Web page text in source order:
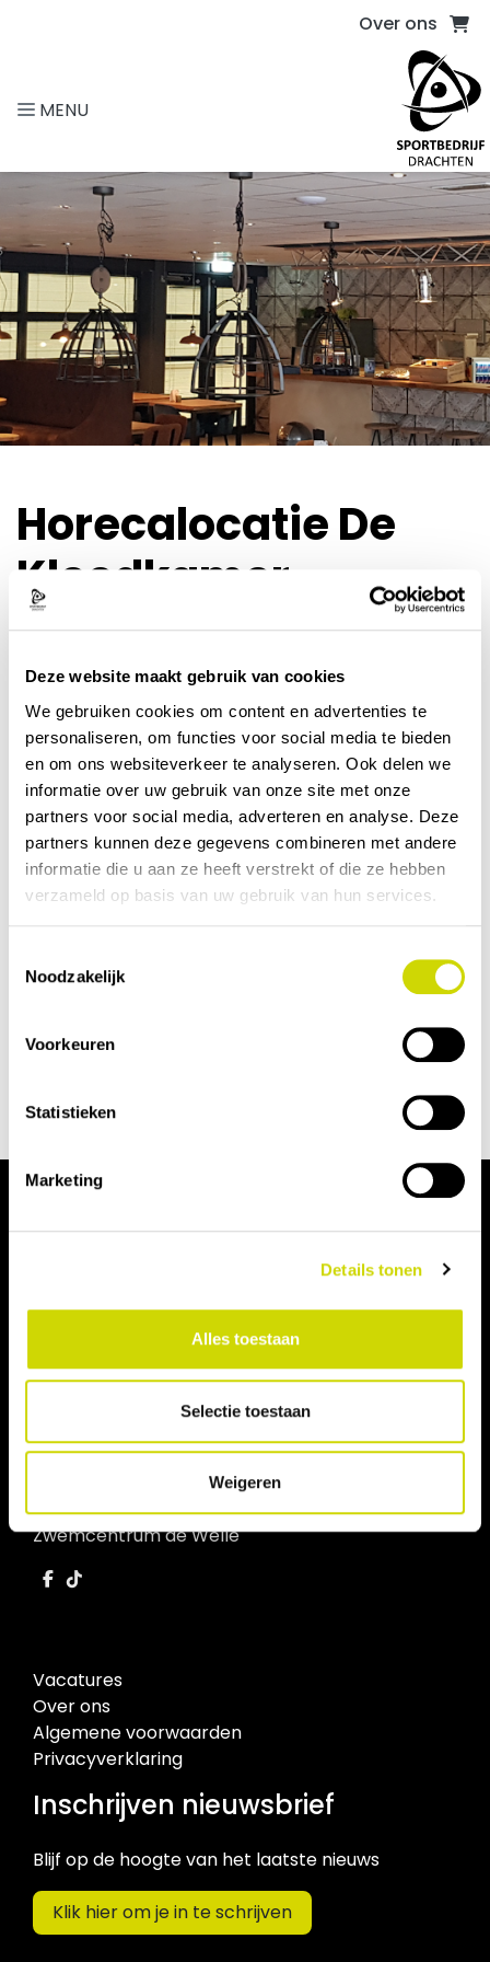
Deze website maakt gebruik van cookies
We gebruiken cookies om content en advertenties te
personaliseren, om functies voor social media te bieden
en om ons websiteverkeer te analyseren. Ook delen we
informatie over uw gebruik van onze site met onze
partners voor social media, adverteren en analyse. Deze
partners kunnen deze gegevens combineren met andere
informatie die u aan ze heeft verstrekt of die ze hebben
verzameld op basis van uw gebruik van hun services.
Noodzakelijk
Voorkeuren
Statistieken
Marketing
Details tonen
Alles toestaan
Selectie toestaan
Weigeren
Over ons
MENU
Horecalocatie De
Kleedkamer
Sportcentrum Drachten heeft een omgeving waar
de gezonde leefstijl van onze leden en bezoekers. We
vinden een gezond voedingsaanbod en een gezonde
uitstraling belangrijk voor onze club. Daarom werken
we volgens deRichtlijnen Gezondere Kantinesdie zijn
opgesteld door het Voedingscentrum. We maken
hiermee de gezonde keuze de makkelijke
keuze. Sportcentrum Drachten werkt structureel
aan een gezondere kantine, dit doen wij o.a. door
jaarlijks de kantinescan uit te voeren.
Sportlaan 8a,
Sportbedrijf Drachten
Zwemcentrum de Welle
Vacatures
Over ons
Algemene voorwaarden
Privacyverklaring
Inschrijven nieuwsbrief
Blijf op de hoogte van het laatste nieuws
Klik hier om je in te schrijven